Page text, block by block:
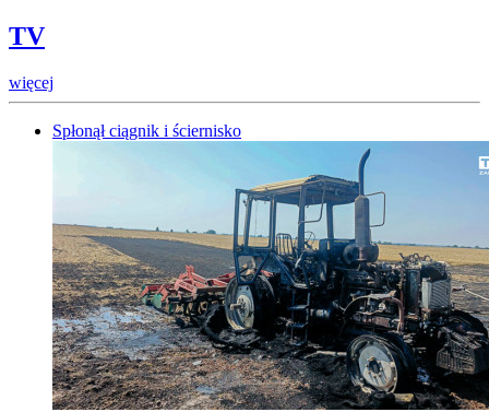
TV
więcej
Spłonął ciągnik i ściernisko